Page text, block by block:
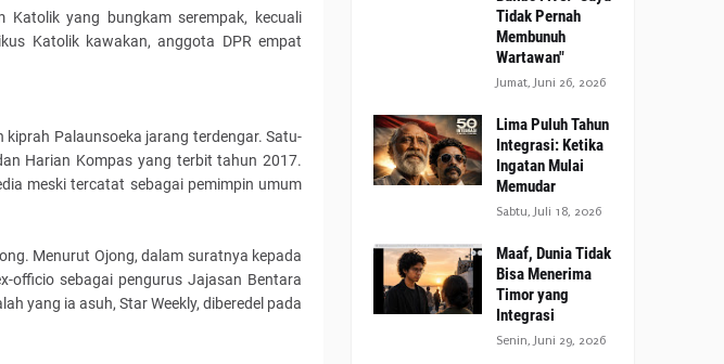
yang bungkam serempak, kecuali
Katolik kawakan, anggota DPR empat
Palaunsoeka jarang terdengar. Satu-
Harian Kompas yang terbit tahun 2017.
meski tercatat sebagai pemimpin umum
Menurut Ojong, dalam suratnya kepada
officio sebagai pengurus Jajasan Bentara
yang ia asuh, Star Weekly, diberedel pada
Tidak Pernah
Membunuh
Wartawan"
Jumat, Juni 26, 2026
Lima Puluh Tahun
Integrasi: Ketika
Ingatan Mulai
Memudar
Sabtu, Juli 18, 2026
Maaf, Dunia Tidak
Bisa Menerima
Timor yang
Integrasi
Senin, Juni 29, 2026